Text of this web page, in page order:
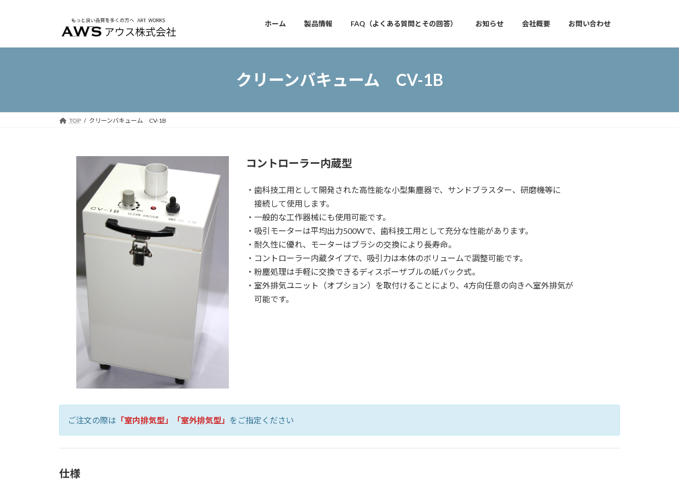
プ
動
ホーム 製品情報 FAQ（よくある質問とその回答） お知らせ 会社概要 お問い合わせ
クリーンバキューム CV-1B
TOP クリーンバキューム CV-1B
コントローラー内蔵型
・歯科技工用として開発された高性能な小型集塵器で、サンドブラスター、研磨機等に
接続して使用します。
・一般的な工作器械にも使用可能です。
・吸引モーターは平均出力500Wで、歯科技工用として充分な性能があります。
・耐久性に優れ、モーターはブラシの交換により長寿命。
・コントローラー内蔵タイプで、吸引力は本体のボリュームで調整可能です。
・粉塵処理は手軽に交換できるディスポーザブルの紙パック式。
・室外排気ユニット（オプション）を取付けることにより、4方向任意の向きへ室外排気が
可能です。
ご注文の際は 「室内排気型」「室外排気型」 をご指定ください
仕様